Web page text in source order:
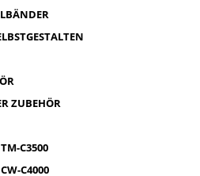
ZUBEHÖR
C3500
C4000